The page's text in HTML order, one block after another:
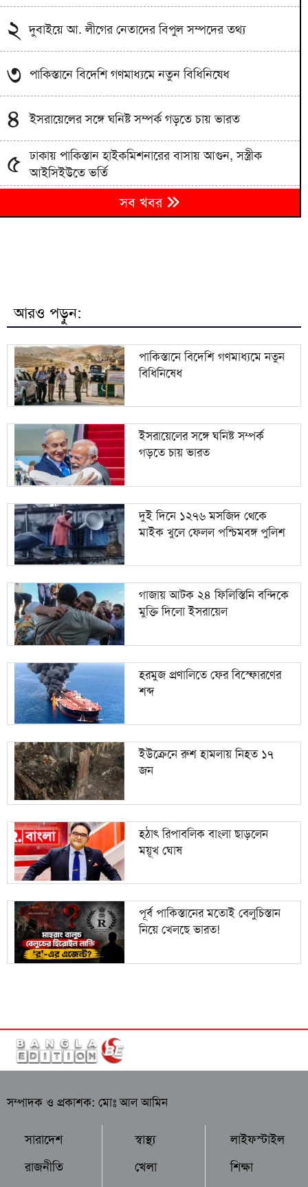
২ দুবাইয়ে আ. লীগের নেতাদের বিপুল সম্পদের তথ্য
৩ পাকিস্তানে বিদেশি গণমাধ্যমে নতুন বিধিনিষেধ
৪ ইসরায়েলের সঙ্গে ঘনিষ্ট সম্পর্ক গড়তে চায় ভারত
৫ ঢাকায় পাকিস্তান হাইকমিশনারের বাসায় আগুন, সস্ত্রীক
আইসিইউতে ভর্তি
দুই দিনে ১২৭৬ মসজিদ থেকে মাইক খুলে ফেলল পশ্চিমবঙ্গ
পুলিশ
সরকার
৯ প্রতি হুমকি: এনসিপি
১০ বিএনপিতে রাষ্ট্রপতি নির্বাচন ঘিরে নানা সমীকরণ, সিদ্ধান্ত
নেবেন তারেক রহমান
সব খবর
আরও পড়ুন:
পাকিস্তানে বিদেশি গণমাধ্যমে নতুন
বিধিনিষেধ
ইসরায়েলের সঙ্গে ঘনিষ্ট সম্পর্ক
গড়তে চায় ভারত
দুই দিনে ১২৭৬ মসজিদ থেকে
মাইক খুলে ফেলল পশ্চিমবঙ্গ পুলিশ
গাজায় আটক ২৪ ফিলিস্তিনি বন্দিকে
মুক্তি দিলো ইসরায়েল
হরমুজ প্রণালিতে ফের বিস্ফোরণের
শব্দ
ইউক্রেনে রুশ হামলায় নিহত ১৭
জন
হঠাৎ রিপাবলিক বাংলা ছাড়লেন
ময়ূখ ঘোষ
পূর্ব পাকিস্তানের মতোই বেলুচিস্তান
নিয়ে খেলছে ভারত!
সম্পাদক ও প্রকাশক: মোঃ আল আমিন
সারাদেশ
রাজনীতি
স্বাস্থ্য
খেলা
লাইফস্টাইল
শিক্ষা